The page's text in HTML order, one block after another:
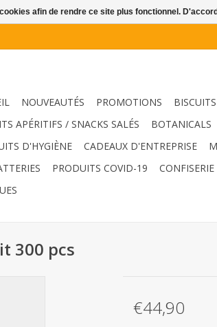
NOUVEAUTÉS PROMOTIONS
APÉRITIFS / SNACKS SALÉS
BOTANICALS
D'HYGIÈNE
CADEAUX D'ENTREPRISE
PRODUITS COVID-19
300 pcs
€44,90
afin de rendre ce site plus fonctionnel.